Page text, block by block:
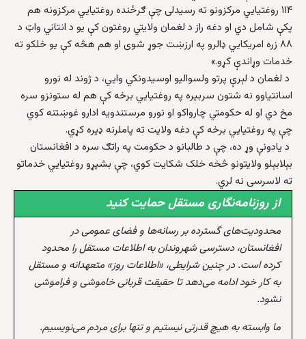
۱۱۴ روغتیایي مرکزونو ته رسیدلی چې ګرځنده روغتیایي مرکزونه هم
پکې شامل دي او دغه راز د لغمان ولایتي روغتون کې یو د انتاني واټ د
۸۸ زره امریکایي ډالرو په ارزښت جوړ شوی او هم هڅه کې یو خلکو ته
خدمات وړاندې کړو.»
د لغمان د لېرې پرتو ولسوالیو اوسیدونکي وایي، د ژوند له نورو
اسانتیاوو نه شتون سربیره په روغتیایي برخه کې هم له ستونزو سره
مخ دي او له حکومتي چارواکو او نورو مرستندویه ادارو غوښتنه کوي
چې په روغتیایي برخه کې دغه ولایت ته پاملرنه ډیره کړي.
د یادونې وړ ده، چې د طالبانو د حکومت په راتګ سره د افغانستان
بېلابېلو ولایتونو څخه خلک شکایت کوي، چې بشپړو روغتیایي خدماتو
ته لاسرسی نه لري.
از روزنامه‌نگاری مستقل حمایت کنید
محدودیت‌های گسترده بر رسانه‌ها و فضای عمومی در
افغانستان، دسترسی شهروندان به اطلاعات مستقل را محدود
کرده است. در چنین شرایطی، «اطلاعات روز» متعهدانه و مستقل
به کار خود ادامه می‌دهد تا حقیقت قربانی خاموشی و فراموشی
نشود.
ما وابسته به هیچ قدرتی نیستیم و تنها برای مردم می‌نویسیم.